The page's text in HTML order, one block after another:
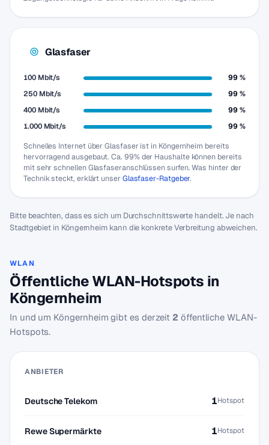
Glasfaser
100 Mbit/s
99 %
250 Mbit/s
99 %
400 Mbit/s
99 %
1.000 Mbit/s
99 %
Schnelles Internet über Glasfaser ist in Köngernheim bereits
hervorragend ausgebaut. Ca. 99% der Haushalte können bereits
mit sehr schnellen Glasfaseranschlüssen surfen. Was hinter der
Technik steckt, erklärt unser Glasfaser-Ratgeber.
Bitte beachten, dass es sich um Durchschnittswerte handelt. Je nach
Stadtgebiet in Köngernheim kann die konkrete Verbreitung abweichen.
WLAN
Öffentliche WLAN-Hotspots in
Köngernheim
In und um Köngernheim gibt es derzeit 2 öffentliche WLAN-
Hotspots.
ANBIETER
Deutsche Telekom 1Hotspot
Rewe Supermärkte 1Hotspot